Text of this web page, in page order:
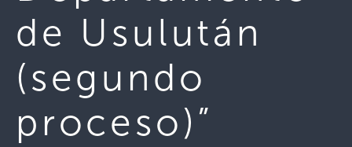
de Usulután
(segundo
proceso)”